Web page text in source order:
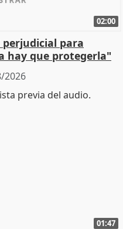
02:00
perjudicial para
hay que protegerla"
2026
01:47